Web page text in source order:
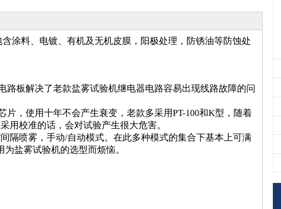
涂料、电镀、有机及无机皮膜，阳极处理，防锈油等防蚀处
路板解决了老款盐雾试验机继电器电路容易出现线路故障的问
，使用十年不会产生衰变，老款多采用PT-100和K型，随着
用校准的话，会对试验产生很大危害。
隔喷雾，手动/自动模式。在此多种模式的集合下基本上可满
盐雾试验机的选型而烦恼。